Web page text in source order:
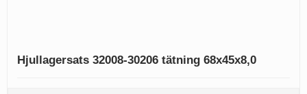
Hjullagersats 32008-30206 tätning 68x45x8,0